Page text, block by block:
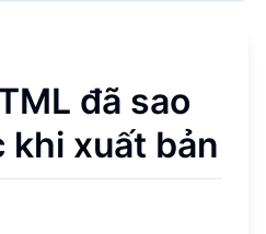
đã sao
xuất bản